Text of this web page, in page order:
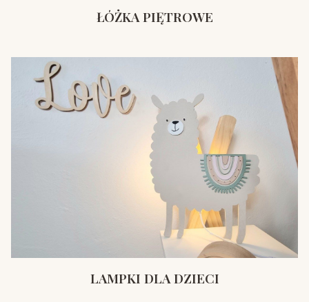
ŁÓŻKA PIĘTROWE
LAMPKI DLA DZIECI